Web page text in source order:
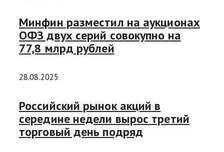
Минфин разместил на аукционах
ОФЗ двух серий совокупно на
77,8 млрд рублей
28.08.2025
Российский рынок акций в
середине недели вырос третий
торговый день подряд